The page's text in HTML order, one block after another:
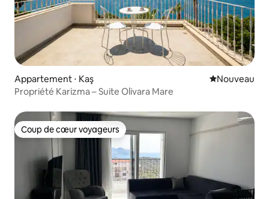
Appartement ⋅ Kaş Nouvel
Nouveau
Propriété Karizma – Suite Olivara Mare
Coup de cœur voyageurs
Coup de cœur voyageurs